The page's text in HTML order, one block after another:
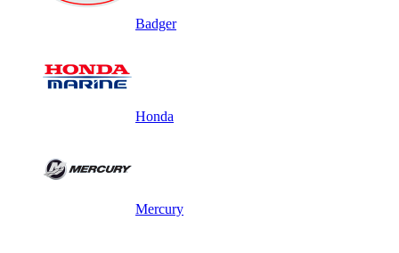
Badger
Honda
Mercury